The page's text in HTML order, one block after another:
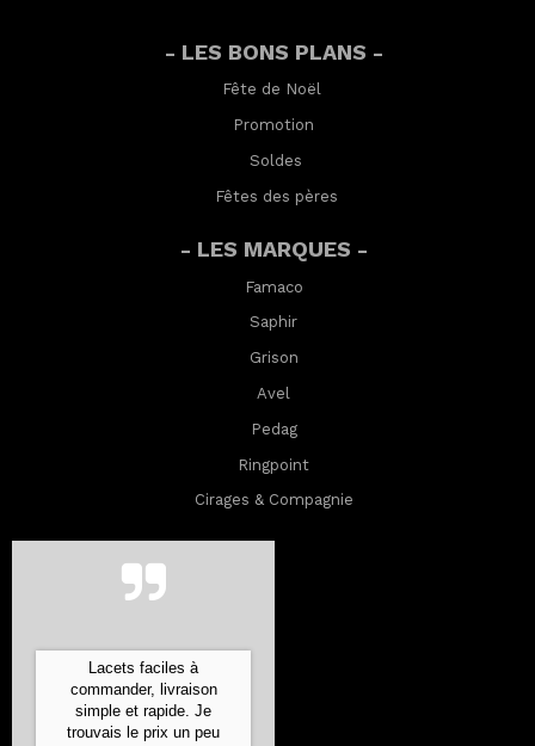
- LES BONS PLANS -
Fête de Noël
Promotion
Soldes
Fêtes des pères
- LES MARQUES -
Famaco
Saphir
Grison
Avel
Pedag
Ringpoint
Cirages & Compagnie
Lacets faciles à
commander, livraison
simple et rapide. Je
trouvais le prix un peu